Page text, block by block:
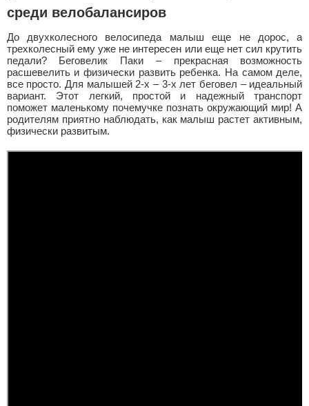
среди велобалансиров
До двухколесного велосипеда малыш еще не дорос, а
трехколесный ему уже не интересен или еще нет сил крутить
педали? Беговелик Паки – прекрасная возможность
расшевелить и физически развить ребенка. На самом деле,
все просто. Для малышей 2-х – 3-х лет беговел – идеальный
вариант. Этот легкий, простой и надежный транспорт
поможет маленькому почемучке познать окружающий мир! А
родителям приятно наблюдать, как малыш растет активным,
физически развитым.